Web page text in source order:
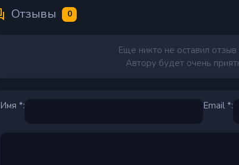
Отзывы 0
Еще никто не оставил
Автору будет очень
Имя *: Email *: